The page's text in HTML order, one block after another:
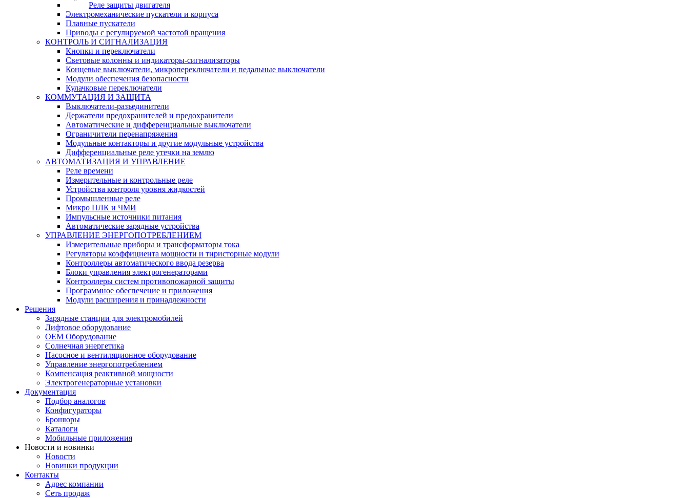
Реле защиты двигателя
Электромеханические пускатели и корпуса
Плавные пускатели
Приводы с регулируемой частотой вращения
КОНТРОЛЬ И СИГНАЛИЗАЦИЯ
Кнопки и переключатели
Световые колонны и индикаторы-сигнализаторы
Концевые выключатели, микропереключатели и педальные выключатели
Модули обеспечения безопасности
Кулачковые переключатели
КОММУТАЦИЯ И ЗАЩИТА
Выключатели-разъединители
Держатели предохранителей и предохранители
Автоматические и дифференциальные выключатели
Ограничители перенапряжения
Модульные контакторы и другие модульные устройства
Дифференциальные реле утечки на землю
АВТОМАТИЗАЦИЯ И УПРАВЛЕНИЕ
Реле времени
Измерительные и контрольные реле
Устройства контроля уровня жидкостей
Промышленные реле
Микро ПЛК и ЧМИ
Импульсные источники питания
Автоматические зарядные устройства
УПРАВЛЕНИЕ ЭНЕРГОПОТРЕБЛЕНИЕМ
Измерительные приборы и трансформаторы тока
Регуляторы коэффициента мощности и тиристорные модули
Контроллеры автоматического ввода резерва
Блоки управления электрогенераторами
Контроллеры систем противопожарной защиты
Программное обеспечение и приложения
Модули расширения и принадлежности
Решения
Зарядные станции для электромобилей
Лифтовое оборудование
ОЕМ Оборудование
Солнечная энергетика
Насосное и вентиляционное оборудование
Управление энергопотреблением
Компенсация реактивной мощности
Электрогенераторные установки
Документация
Подбор аналогов
Конфигураторы
Брошюры
Каталоги
Мобильные приложения
Новости и новинки
Новости
Новинки продукции
Контакты
Адрес компании
Сеть продаж